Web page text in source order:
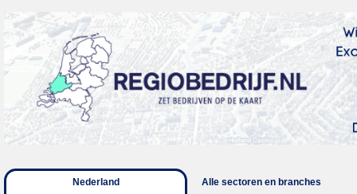
Nederland
Alle sectoren en branches